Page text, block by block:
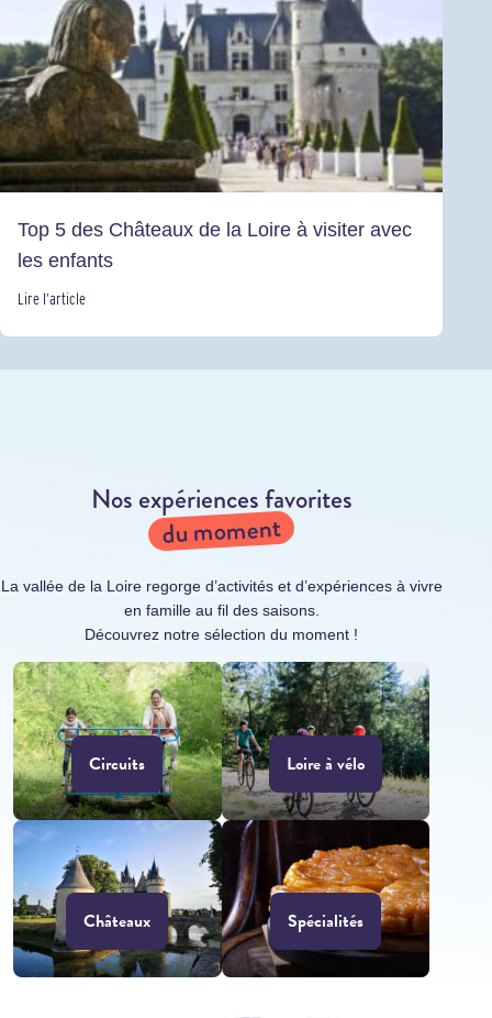
Top 5 des Châteaux de la Loire à visiter avec
les enfants
Lire l’article
Nos expériences favorites
du moment
La vallée de la Loire regorge d’activités et d’expériences à vivre
en famille au fil des saisons.
Découvrez notre sélection du moment !
Circuits Loire à vélo
Châteaux Spécialités